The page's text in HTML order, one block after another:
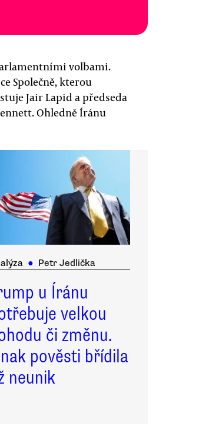
volbami.
Společně, kterou
Jair Lapid a předseda
Ohledně Íránu
● Petr Jedlička
u Íránu
velkou
či změnu.
pověsti břídila
neunik